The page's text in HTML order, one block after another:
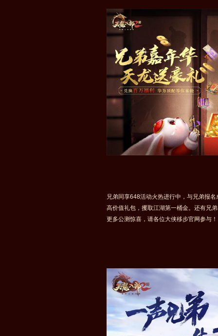
兄弟同享648活动火热进行中，与兄弟报
高价值礼包，攫取江湖第一桶金。还有兄
更多公测惊喜，请各位大侠移步官网参与！